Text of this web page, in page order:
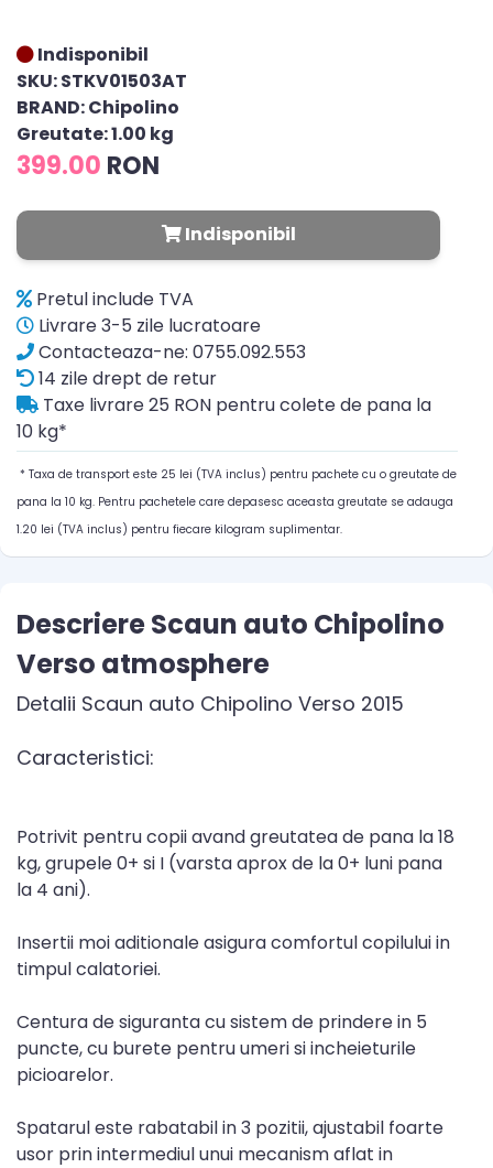
Indisponibil
SKU: STKV01503AT
BRAND: Chipolino
Greutate: 1.00 kg
399.00 RON
Indisponibil
Pretul include TVA
Livrare 3-5 zile lucratoare
Contacteaza-ne: 0755.092.553
14 zile drept de retur
Taxe livrare 25 RON pentru colete de pana la
10 kg*
* Taxa de transport este 25 lei (TVA inclus) pentru pachete cu o greutate de
pana la 10 kg. Pentru pachetele care depasesc aceasta greutate se adauga
1.20 lei (TVA inclus) pentru fiecare kilogram suplimentar.
Descriere Scaun auto Chipolino
Verso atmosphere
Detalii Scaun auto Chipolino Verso 2015
Caracteristici:
Potrivit pentru copii avand greutatea de pana la 18
kg, grupele 0+ si I (varsta aprox de la 0+ luni pana
la 4 ani).
Insertii moi aditionale asigura comfortul copilului in
timpul calatoriei.
Centura de siguranta cu sistem de prindere in 5
puncte, cu burete pentru umeri si incheieturile
picioarelor.
Spatarul este rabatabil in 3 pozitii, ajustabil foarte
usor prin intermediul unui mecanism aflat in